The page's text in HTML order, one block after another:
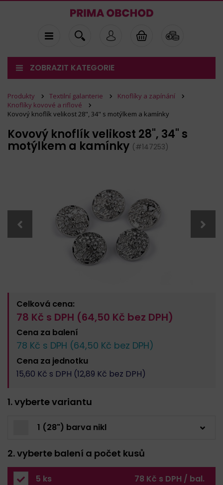
ZOBRAZIT KATEGORIE
Produkty Textilní galanterie
Knoflíky a zapínání
Knoflíky kovové a riflové
Kovový knoflík velikost 28", 34" s motýlkem a kamínky
Kovový knoflík velikost 28", 34" s
motýlkem a kamínky (#147253)
Celková cena:
78 Kč s DPH (64,50 Kč bez DPH)
Cena za balení
78 Kč s DPH (64,50 Kč bez DPH)
Cena za jednotku
15,60 Kč s DPH (12,89 Kč bez DPH)
1. vyberte variantu
1 (28") barva nikl
2. vyberte balení a počet kusů
5 ks 78 Kč s DPH / bal.